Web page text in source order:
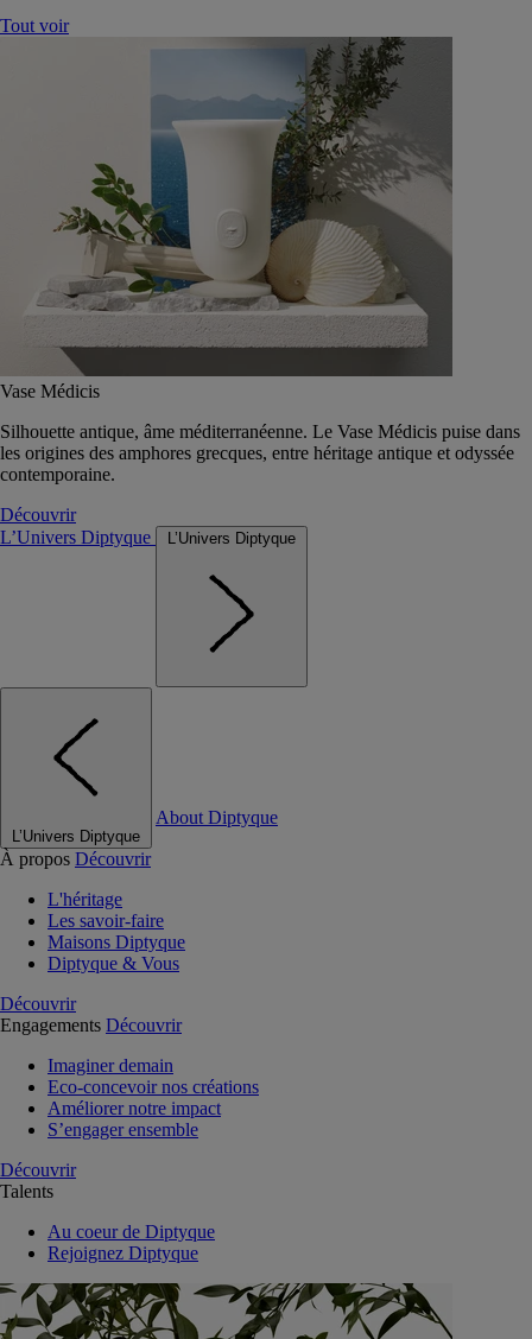
Tout voir
Vase Médicis
Silhouette antique, âme méditerranéenne. Le Vase Médicis puise dans
les origines des amphores grecques, entre héritage antique et odyssée
contemporaine.
Découvrir
L’Univers Diptyque
L’Univers Diptyque
L’Univers Diptyque
About Diptyque
À propos Découvrir
L'héritage
Les savoir-faire
Maisons Diptyque
Diptyque & Vous
Découvrir
Engagements Découvrir
Imaginer demain
Eco-concevoir nos créations
Améliorer notre impact
S’engager ensemble
Découvrir
Talents
Au coeur de Diptyque
Rejoignez Diptyque